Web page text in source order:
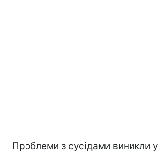
Проблеми з сусідами виникли у